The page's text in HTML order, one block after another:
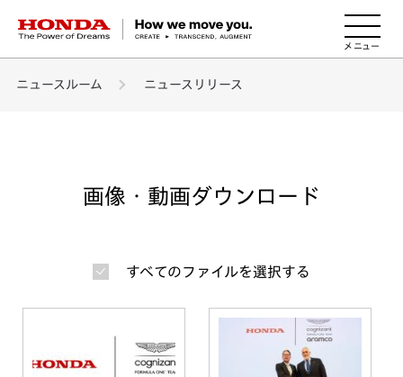
HONDA The Power of Dreams
ニュースルーム ニュースリリース
画像・動画ダウンロード
すべてのファイルを選択する